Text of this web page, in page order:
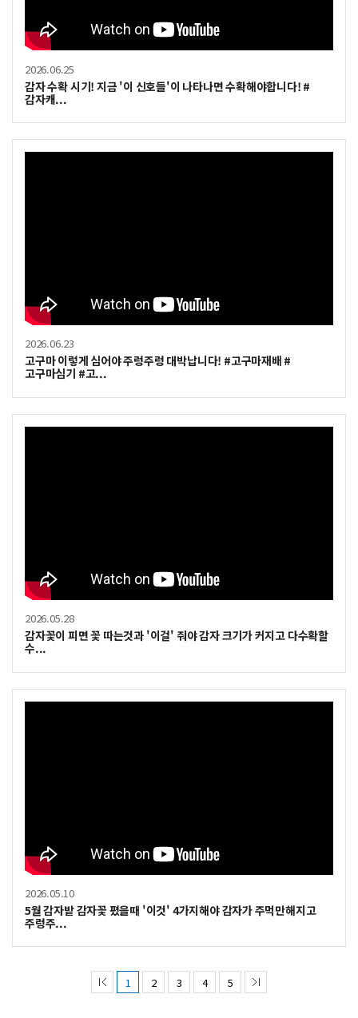
2026.06.25
감자 수확 시기! 지금 '이 신호들'이 나타나면 수확해야합니다! #
감자캐...
2026.06.23
고구마 이렇게 심어야 주렁주렁 대박납니다! #고구마재배 #
고구마심기 #고...
2026.05.28
감자꽃이 피면 꽃 따는것과 '이걸' 줘야 감자 크기가 커지고 다수확할
수...
2026.05.10
5월 감자밭 감자꽃 폈을때 '이것' 4가지해야 감자가 주먹만해지고
주렁주...
1 2 3 4 5